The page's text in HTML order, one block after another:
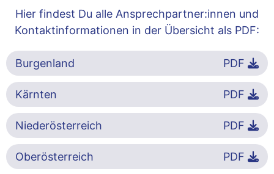
Hier findest Du alle Ansprechpartner:innen und
Kontaktinformationen in der Übersicht als PDF:
Burgenland PDF
Kärnten PDF
Niederösterreich PDF
Oberösterreich PDF